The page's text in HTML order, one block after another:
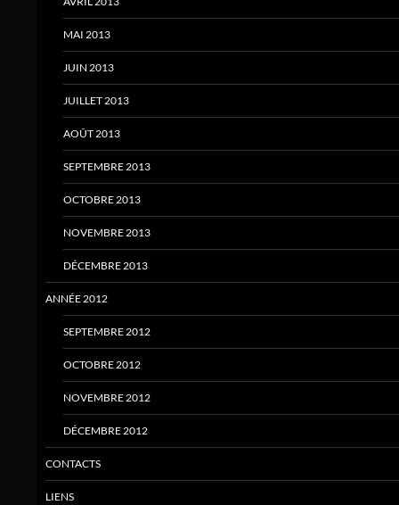
MAI 2013
JUIN 2013
JUILLET 2013
AOÛT 2013
SEPTEMBRE 2013
OCTOBRE 2013
NOVEMBRE 2013
DÉCEMBRE 2013
ANNÉE 2012
SEPTEMBRE 2012
OCTOBRE 2012
NOVEMBRE 2012
DÉCEMBRE 2012
CONTACTS
LIENS